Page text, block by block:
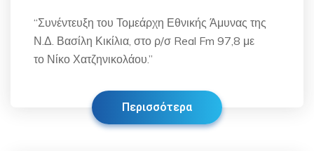
“Συνέντευξη του Τομεάρχη Εθνικής Άμυνας της
Ν.Δ. Βασίλη Κικίλια, στο ρ/σ Real Fm 97,8 με
το Νίκο Χατζηνικολάου.”
Περισσότερα